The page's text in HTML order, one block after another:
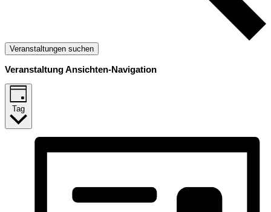
Veranstaltungen suchen
Veranstaltung Ansichten-Navigation
Tag